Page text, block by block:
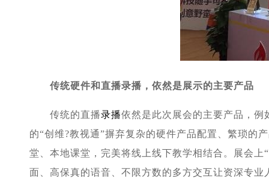
传统硬件和直播录播，依然是展示的主要产品
传统的直播录播依然是此次展会的主要产品，
的“创维?教视通”摒弃复杂的硬件产品配置、繁琐的
堂、本地课堂，完美将线上线下教学相结合。展会
面、高保真的语音、不限方数的多方交互让资深专